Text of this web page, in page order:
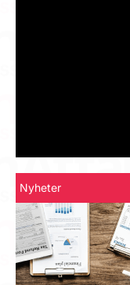
Nyheter